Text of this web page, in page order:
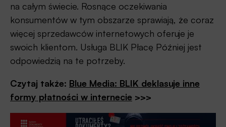
na całym świecie. Rosnące oczekiwania
konsumentów w tym obszarze sprawiają, że coraz
więcej sprzedawców internetowych oferuje je
swoich klientom. Usługa BLIK Płacę Później jest
odpowiedzią na te potrzeby.
Czytaj także: Blue Media: BLIK deklasuje inne
formy płatności w internecie >>>